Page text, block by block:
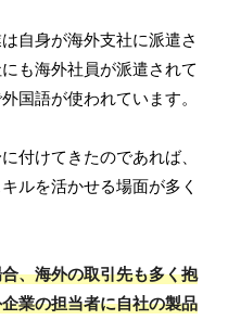
自身が海外支社に派遣さ
も海外社員が派遣されて
国語が使われています。
付けてきたのであれば、
ルを活かせる場面が多く
、海外の取引先も多く抱
業の担当者に自社の製品